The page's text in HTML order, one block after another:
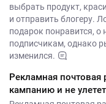
выбрать продукт,
и отправить блогеру.
подарок понравится, о
подписчикам, однако
изменился.
Рекламная почтовая
кампанию и не